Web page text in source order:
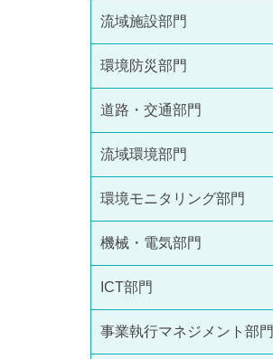
流域施設部門
環境防災部門
道路・交通部門
流域環境部門
環境モニタリング部門
機械・電気部門
ICT部門
事業執行マネジメント部門